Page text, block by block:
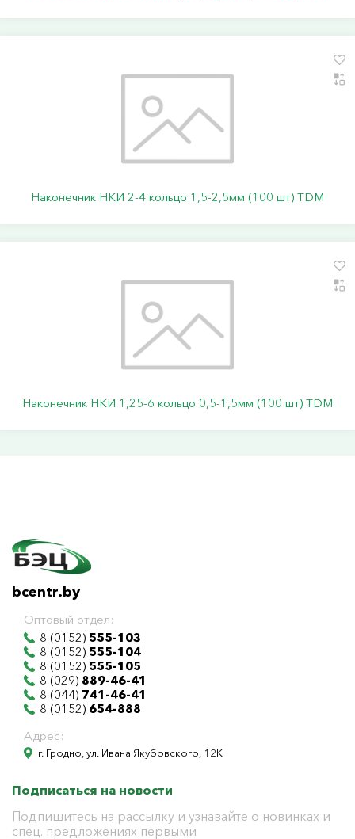
Наконечник НКИ 2-4 кольцо 1,5-2,5мм (100 шт) TDM
Наконечник НКИ 1,25-6 кольцо 0,5-1,5мм (100 шт) TDM
bcentr.by
Оптовый отдел:
8 (0152) 555-103
8 (0152) 555-104
8 (0152) 555-105
8 (029) 889-46-41
8 (044) 741-46-41
8 (0152) 654-888
Адрес:
г. Гродно, ул. Ивана Якубовского, 12К
Подписаться на новости
Подпишитесь на рассылку и узнавайте о новинках и
спец. предложениях первыми